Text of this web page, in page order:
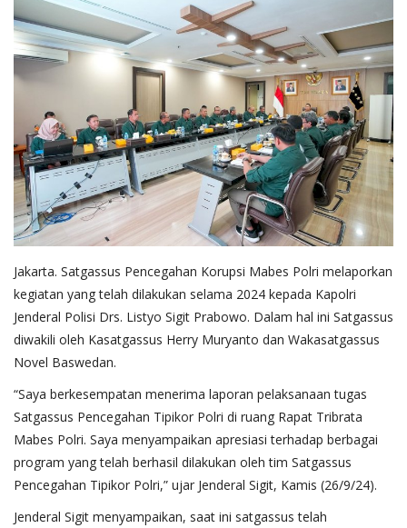
Mitra Polisi
Satwil
Jakarta. Satgassus Pencegahan Korupsi Mabes Polri melaporkan
kegiatan yang telah dilakukan selama 2024 kepada Kapolri
Jenderal Polisi Drs. Listyo Sigit Prabowo. Dalam hal ini Satgassus
diwakili oleh Kasatgassus Herry Muryanto dan Wakasatgassus
Novel Baswedan.
“Saya berkesempatan menerima laporan pelaksanaan tugas
Satgassus Pencegahan Tipikor Polri di ruang Rapat Tribrata
Mabes Polri. Saya menyampaikan apresiasi terhadap berbagai
program yang telah berhasil dilakukan oleh tim Satgassus
Pencegahan Tipikor Polri,” ujar Jenderal Sigit, Kamis (26/9/24).
Jenderal Sigit menyampaikan, saat ini satgassus telah